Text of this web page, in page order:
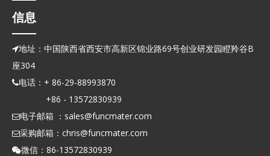
信息
地址：中国陕西省西安市高新区锦业路69号创业研发园瞪羚谷B
座304
电话：+ 86-29-88993870
+86 - 13572830939
电子邮箱 ： sales@funcmater.com
采购邮箱： chris@funcmater.com
微信：86-13572830939